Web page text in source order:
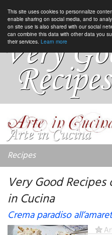
This site uses cookies to personnalize
enable sharing on social media, and to
on site use is also shared with our social
can combine this data with other data you
their services. Learn more
Recipes
Very Good
in Cucina
Crema paradiso